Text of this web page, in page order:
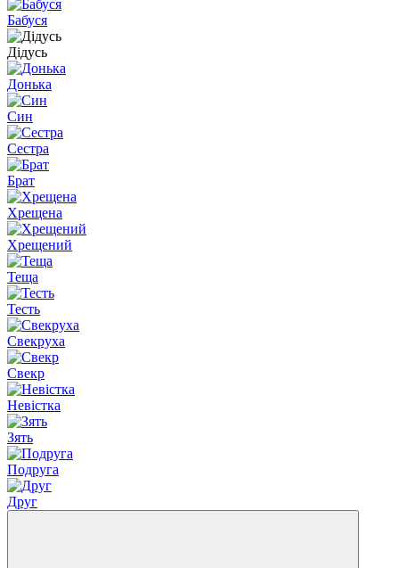
Бабуся
Дідусь
Донька
Син
Сестра
Брат
Хрещена
Хрещений
Теща
Тесть
Свекруха
Свекр
Невістка
Зять
Подруга
Друг